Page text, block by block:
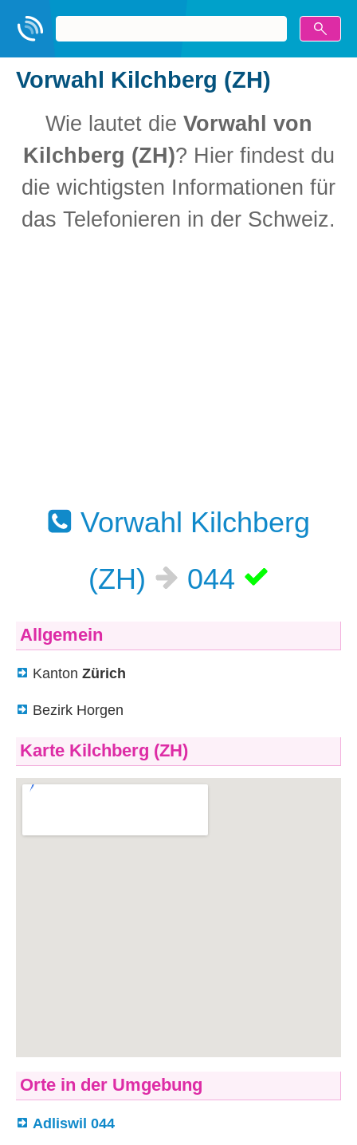
Vorwahl Kilchberg (ZH)
Wie lautet die Vorwahl von
Kilchberg (ZH)? Hier findest du
die wichtigsten Informationen für
das Telefonieren in der Schweiz.
Vorwahl Kilchberg
(ZH)
044
Allgemein
Kanton Zürich
Bezirk Horgen
Karte Kilchberg (ZH)
Orte in der Umgebung
Adliswil 044